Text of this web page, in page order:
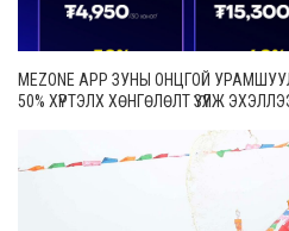
MEZONE APP ЗУНЫ ОНЦГОЙ
50% ХҮРТЭЛХ ХӨНГӨЛӨЛТ ҮЗҮҮЛЖ